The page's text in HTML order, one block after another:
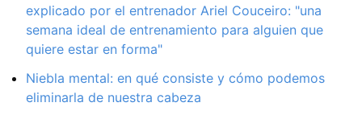
explicado por el entrenador Ariel Couceiro: "una
semana ideal de entrenamiento para alguien que
quiere estar en forma"
Niebla mental: en qué consiste y cómo podemos
eliminarla de nuestra cabeza